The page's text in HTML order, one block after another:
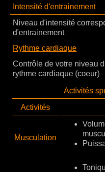
Intensité d'entrainement
Niveau d'intensité
d'entrainement
Rythme cardiaque
Contrôle de votre niveau
rythme cardiaque (coeur)
Activités
Activités
Musculation